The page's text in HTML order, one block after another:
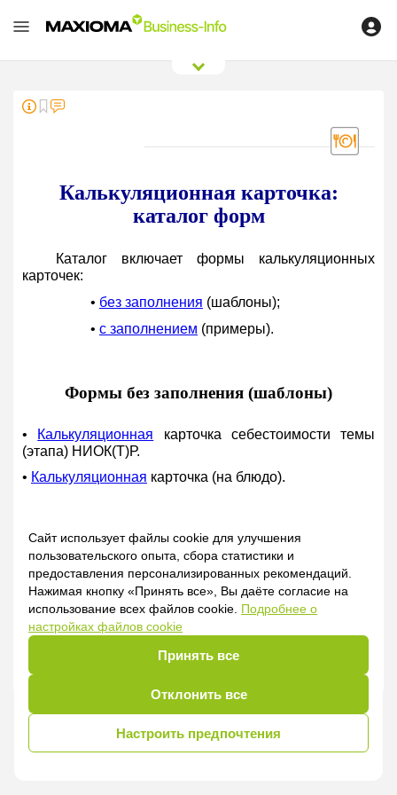
Сайт использует файлы cookie для улучшения
пользовательского опыта, сбора статистики и
предоставления персонализированных рекомендаций.
Нажимая кнопку «Принять все», Вы даёте согласие на
использование всех файлов cookie. Подробнее о
настройках файлов cookie
Принять все
Отклонить все
Настроить предпочтения
Калькуляционная карточка:
каталог форм
Каталог включает формы калькуляционных
карточек:
• без заполнения (шаблоны);
• с заполнением (примеры).
Формы без заполнения (шаблоны)
• Калькуляционная карточка себестоимости темы
(этапа) НИОК(Т)Р.
• Калькуляционная карточка (на блюдо).
Формы с заполнением (примеры)
Салаты
Калькуляционная